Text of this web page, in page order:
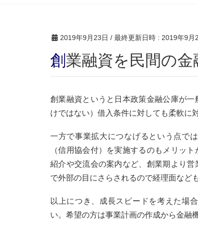
2019年9月23日 / 最終更新日時 : 2019年9月
創業融資を民間の
創業融資というと日本政策金融公庫が
けではない）借入条件に対しても柔軟に
一方で事業拡大につなげるという点で
（信用協会付）を実施するのもメリッ
紹介や交流会の案内など、創業期より
で外部の目にさらされるので経理面など
以上につき、成長スピードを考えた場
い。希望の方は事業計画の作成から金融